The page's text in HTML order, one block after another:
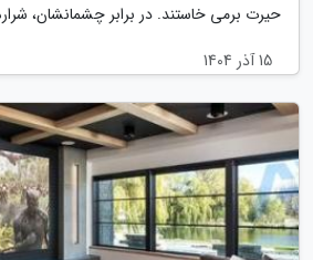
حیرت برمی خاستند. در برابر چشمانشان،
15 آذر 1404